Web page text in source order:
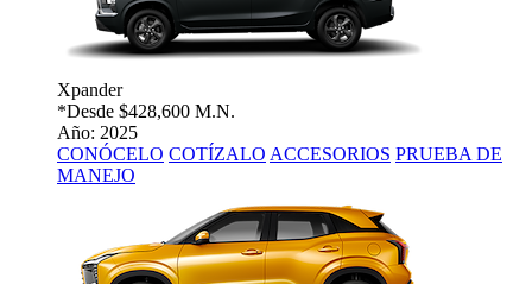
Xpander
*Desde $428,600 M.N.
Año: 2025
CONÓCELO COTÍZALO ACCESORIOS PRUEBA DE
MANEJO